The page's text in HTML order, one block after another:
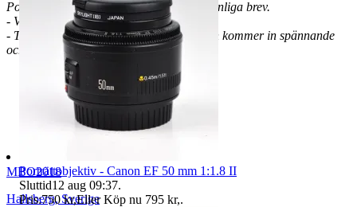
Postnord anges och då sker frakten via vanliga brev.
- VMB, Ej avdragbar moms
- Titta in då och då eftersom det hela tiden kommer in spännande
och nya fynd!
MBO2018
Hallsberg,Sverige
Porträttobjektiv - Canon EF 50 mm 1:1.8 II
Sluttid12 aug 09:37.
Pris:750 kr,Eller Köp nu 795 kr,.